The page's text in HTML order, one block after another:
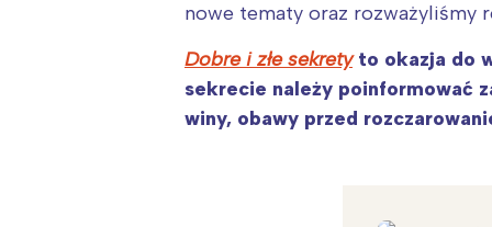
nowe tematy oraz rozważyliśmy
Dobre i złe sekretyto okazja do
sekrecie należy poinformować
winy, obawy przed